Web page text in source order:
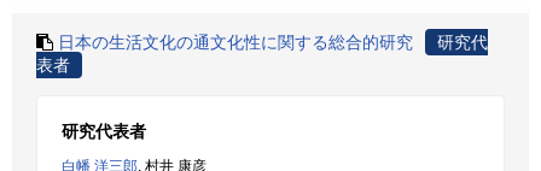
日本の生活文化の通文化性に関する総合的研究
研究代
表者
研究代表者
白幡 洋三郎, 村井 康彦